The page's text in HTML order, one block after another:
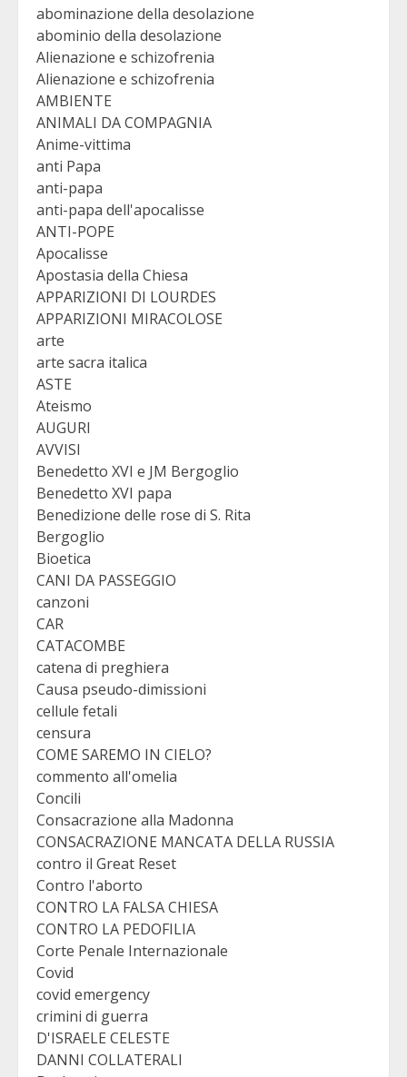
abominazione della desolazione
abominio della desolazione
Alienazione e schizofrenia
Alienazione e schizofrenia
AMBIENTE
ANIMALI DA COMPAGNIA
Anime-vittima
anti Papa
anti-papa
anti-papa dell'apocalisse
ANTI-POPE
Apocalisse
Apostasia della Chiesa
APPARIZIONI DI LOURDES
APPARIZIONI MIRACOLOSE
arte
arte sacra italica
ASTE
Ateismo
AUGURI
AVVISI
Benedetto XVI e JM Bergoglio
Benedetto XVI papa
Benedizione delle rose di S. Rita
Bergoglio
Bioetica
CANI DA PASSEGGIO
canzoni
CAR
CATACOMBE
catena di preghiera
Causa pseudo-dimissioni
cellule fetali
censura
COME SAREMO IN CIELO?
commento all'omelia
Concili
Consacrazione alla Madonna
CONSACRAZIONE MANCATA DELLA RUSSIA
contro il Great Reset
Contro l'aborto
CONTRO LA FALSA CHIESA
CONTRO LA PEDOFILIA
Corte Penale Internazionale
Covid
covid emergency
crimini di guerra
D'ISRAELE CELESTE
DANNI COLLATERALI